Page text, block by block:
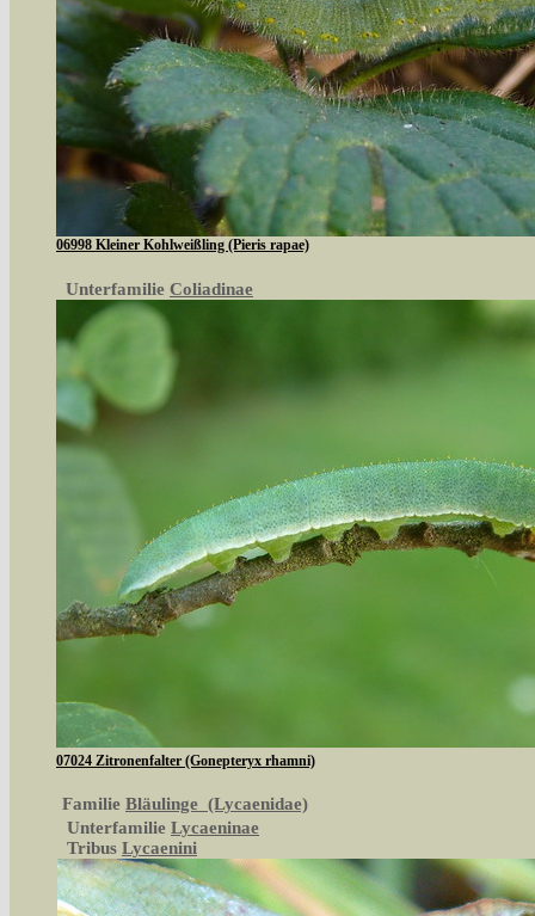
06998 Kleiner Kohlweißling (Pieris rapae)
Unterfamilie Coliadinae
07024 Zitronenfalter (Gonepteryx rhamni)
Familie Bläulinge (Lycaenidae)
Unterfamilie Lycaeninae
Tribus Lycaenini